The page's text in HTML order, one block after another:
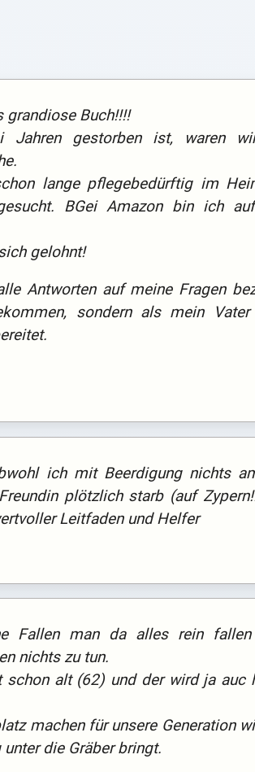
grandiose Buch!!!!
Jahren gestorben ist, waren
lange pflegebedürftig im
BGei Amazon bin ich
gelohnt!
Antworten auf meine Fragen
sondern als mein
ich mit Beerdigung nichts
plötzlich starb (auf
Leitfaden und Helfer
Fallen man da alles rein fallen
nichts zu tun.
schon alt (62) und der wird ja auc
machen für unsere Generation
die Gräber bringt.